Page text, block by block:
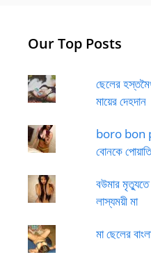
Our Top Posts
ছেলের
মায়ের দেহদান
boro bon
বোনকে
বউমার
লাস্যময়ী মা
মা ছেলের